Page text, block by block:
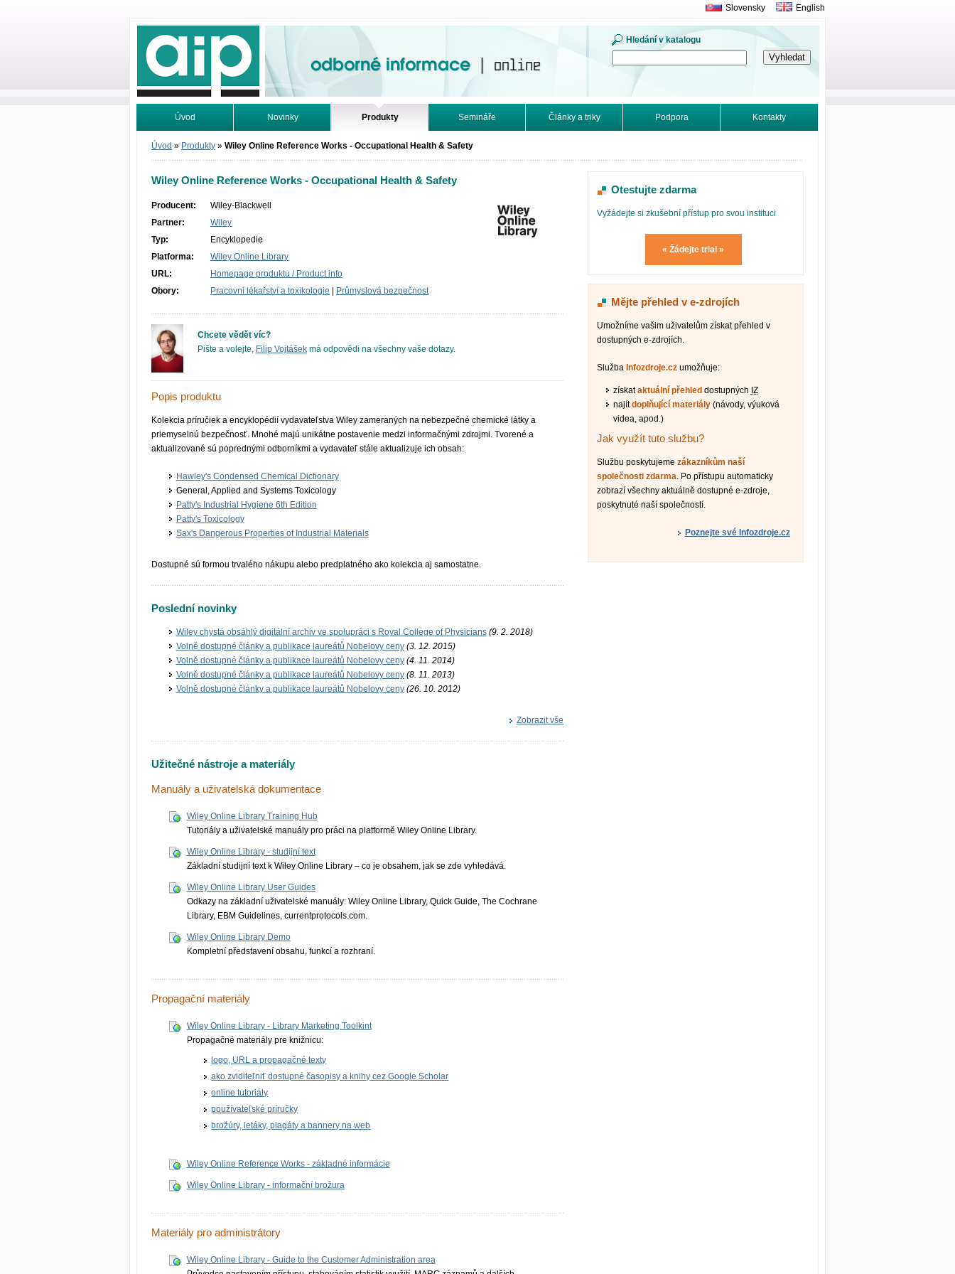
Odborné informace. Online.
Hledání v katalogu
Slovensky English
Úvod Novinky Produkty Semináře Články a triky Podpora Kontakty
Vyhledávání Tutoriály
Úvod » Produkty » Wiley Online Reference Works - Occupational Health & Safety
Wiley Online Reference Works - Occupational Health & Safety
Producent:
Wiley-Blackwell
Partner:
Wiley
Typ:
Encyklopedie
Platforma:
Wiley Online Library
URL:
Homepage produktu / Product info
Obory:
Pracovní lékařství a toxikologie Průmyslová bezpečnost
Chcete vědět víc?
Pište a volejte, Filip Vojtášek má odpovědi na všechny vaše dotazy.
Popis produktu
Kolekcia príručiek a encyklopédií vydavateľstva Wiley zameraných na nebezpečné chemické látky a
priemyselnú bezpečnosť. Mnohé majú unikátne postavenie medzi informačnými zdrojmi. Tvorené a
aktualizované sú poprednými odborníkmi a vydavateľ stále aktualizuje ich obsah:
Hawley's Condensed Chemical Dictionary
General, Applied and Systems Toxicology
Patty's Industrial Hygiene 6th Edition
Patty's Toxico­logy
Sax's Dangerous Properties of Industrial Materials
Dostupné sú formou trvalého nákupu alebo predplatného ako kolekcia aj samostatne.
Poslední novinky
Wiley chystá obsáhlý digitální archiv ve spolupráci s Royal College of Physicians (9. 2. 2018)
Volně dostupné články a publikace laureátů Nobelovy ceny (3. 12. 2015)
Volně dostupné články a publikace laureátů Nobelovy ceny (4. 11. 2014)
Volně dostupné články a publikace laureátů Nobelovy ceny (8. 11. 2013)
Volně dostupné články a publikace laureátů Nobelovy ceny (26. 10. 2012)
Zobrazit vše
Užitečné nástroje a materiály
Manuály a uživatelská dokumentace
Wiley Online Library Training Hub
Tutoriály a uživatelské manuály pro práci na platformě Wiley Online Library.
Wiley Online Library - studijní text
Základní studijní text k Wiley Online Library – co je obsahem, jak se zde vyhledává.
Wiley Online Library User Guides
Odkazy na základní uživatelské manuály: Wiley Online Library, Quick Guide, The Cochrane
Library, EBM Guidelines, currentprotocol­s.com.
Wiley Online Library Demo
Kompletní představení obsahu, funkcí a rozhraní.
Propagační materiály
Wiley Online Library - Library Marketing Toolkint
Propagačné materiály pre knižnicu:
logo, URL a propagačné texty
ako zviditeľniť dostupné časopisy a knihy cez Google Scholar
online tutoriály
používateľské príručky
brožúry, letáky, plagáty a bannery na web
Wiley Online Reference Works - základné informácie
Wiley Online Library - informační brožura
Materiály pro administrátory
Wiley Online Library - Guide to the Customer Administration area
Otestujte zdarma
Vyžádejte si zkušební přístup pro svou instituci
« Žádejte trial »
Mějte přehled v e-zdrojích
Umožníme vašim uživatelům získat přehled v
dostupných e-zdrojích.
Služba Infozdroje.cz umožňuje:
získataktuální přehled dostupných IZ
najítdoplňující materiály(návody, výuková
videa, apod.)
Jak využít tuto službu?
Službu poskytujemezákazníkům naší
společnosti zdarma. Po přístupu automaticky
zobrazí všechny aktuálně dostupné e-zdroje,
poskytnuté naší společností.
Poznejte své Infozdroje.cz